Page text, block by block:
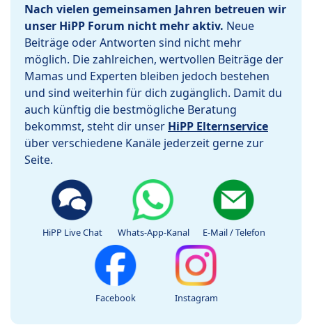
Nach vielen gemeinsamen Jahren betreuen wir
unser HiPP Forum nicht mehr aktiv. Neue
Beiträge oder Antworten sind nicht mehr
möglich. Die zahlreichen, wertvollen Beiträge der
Mamas und Experten bleiben jedoch bestehen
und sind weiterhin für dich zugänglich. Damit du
auch künftig die bestmögliche Beratung
bekommst, steht dir unser HiPP Elternservice
über verschiedene Kanäle jederzeit gerne zur
Seite.
HiPP Live Chat Whats-App-Kanal E-Mail / Telefon
Facebook Instagram